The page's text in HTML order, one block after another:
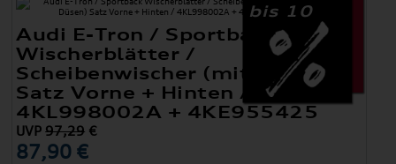
bis 10
Audi E-Tron / Sportback
Wischerblätter /
Scheibenwischer (mit Düsen)
Satz Vorne + Hinten /
4KL998002A + 4KE955425
UVP97,29 €
87,90 €